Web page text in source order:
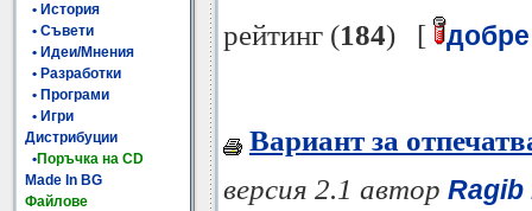
• История
• Съвети
• Идеи/Мнения
• Разработки
• Програми
• Игри
Дистрибуции
•Поръчка на CD
Made In BG
Файлове
рейтинг (184) [ добре
Вариант за
версия 2.1 автор Ragib